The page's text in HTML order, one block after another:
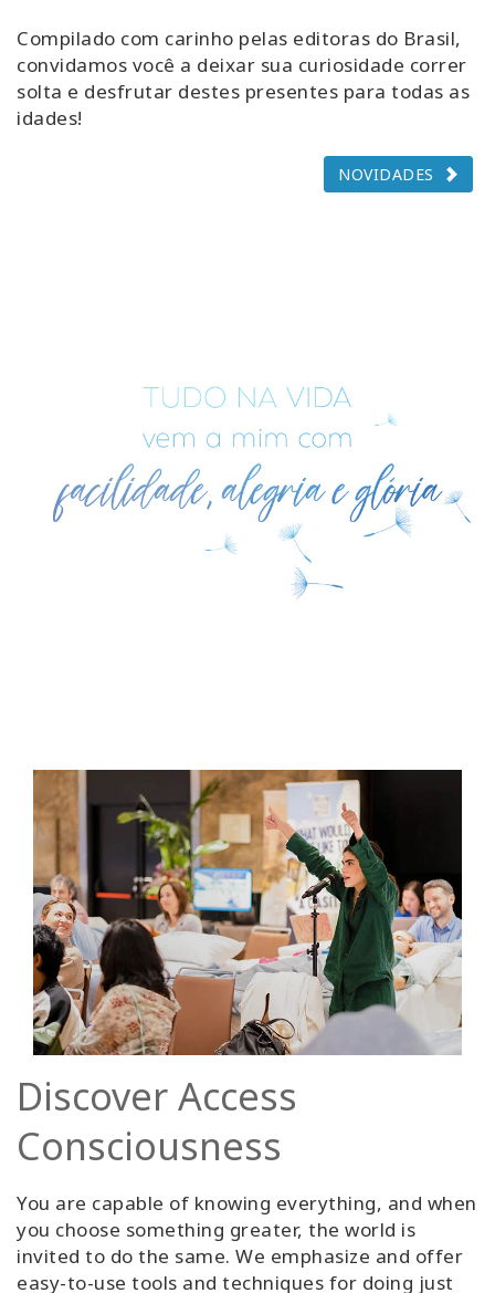
Compilado com carinho pelas editoras do Brasil,
convidamos você a deixar sua curiosidade correr
solta e desfrutar destes presentes para todas as
idades!
NOVIDADES
Discover Access
Consciousness
You are capable of knowing everything, and when
you choose something greater, the world is
invited to do the same. We emphasize and offer
easy-to-use tools and techniques for doing just